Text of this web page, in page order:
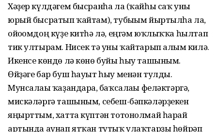
Хәҙер күлдәгем бысранһа ла (ҡайһы саҡ уны
юрый бысратып ҡайтам), тубығым йыртылһа ла,
ойоғомдоң күҙе китһә лә, еңгәм юҡлыҡҡа һылтап
тик ултырам. Нисек тә уны ҡайтарып алғым килә.
Икенсе көндө лә көнө буйы һыу ташыным.
Өйҙәге бар буш һауыт һыу менән тулды.
Мунсалағы ҡаҙандарға, баҡсалағы феләктәргә,
мискәләргә ташыным, себеш-бәпкәләрҙекен
яңырттым, хатта күптән тотонолмай һарай
артында аунап ятҡан тутыҡ улаҡтарҙы һөйрәп